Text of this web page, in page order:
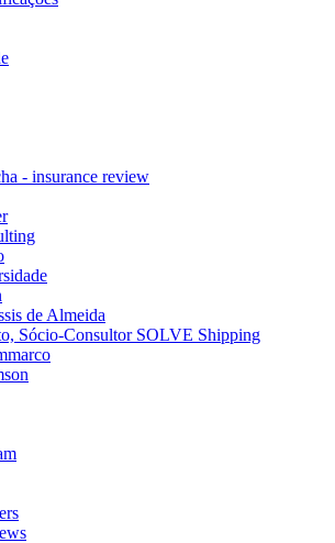
- insurance review
de Almeida
Sócio-Consultor SOLVE Shipping